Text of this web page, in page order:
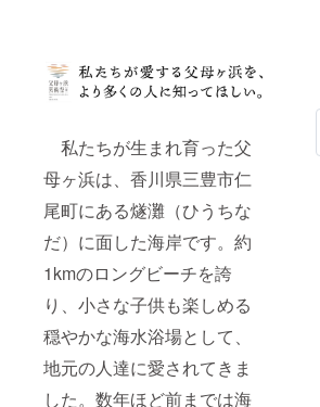
私たちが生まれ育った父
母ヶ浜は、香川県三豊市仁
尾町にある燧灘（ひうちな
だ）に面した海岸です。約
1kmのロングビーチを誇
り、小さな子供も楽しめる
穏やかな海水浴場として、
地元の人達に愛されてきま
した。数年ほど前までは海